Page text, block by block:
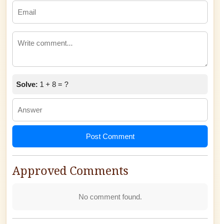
Solve: 1 + 8 = ?
Post Comment
Approved Comments
No comment found.